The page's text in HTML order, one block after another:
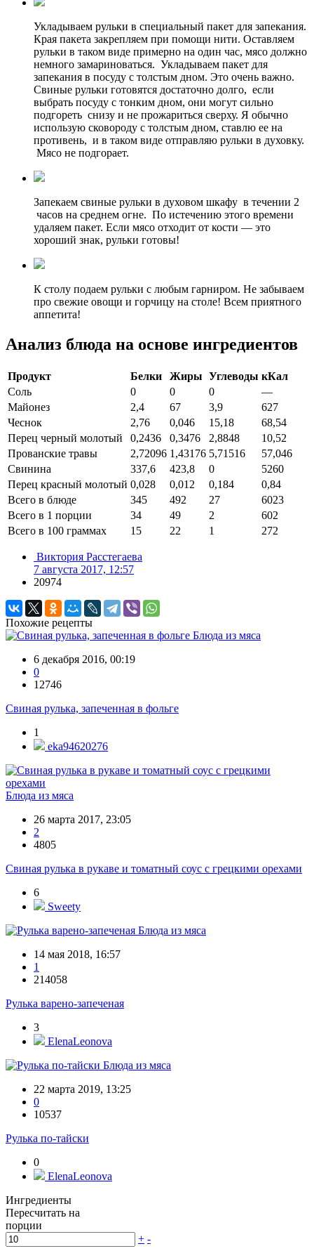
Укладываем рульки в специальный пакет для запекания.
Края пакета закрепляем при помощи нити. Оставляем
рульки в таком виде примерно на один час, мясо должно
немного замариноваться. Укладываем пакет для
запекания в посуду с толстым дном. Это очень важно.
Свиные рульки готовятся достаточно долго, если
выбрать посуду с тонким дном, они могут сильно
подгореть снизу и не прожариться сверху. Я обычно
использую сковороду с толстым дном, ставлю ее на
противень, и в таком виде отправляю рульки в духовку.
Мясо не подгорает.
Запекаем свиные рульки в духовом шкафу в течении 2
часов на среднем огне. По истечению этого времени
удаляем пакет. Если мясо отходит от кости — это
хороший знак, рульки готовы!
К столу подаем рульки с любым гарниром. Не забываем
про свежие овощи и горчицу на столе! Всем приятного
аппетита!
Анализ блюда на основе ингредиентов
Продукт Белки Жиры Углеводы кКал
Соль
0 0 0
—
Майонез
2,4 67 3,9
627
Чеснок
2,76 0,046 15,18
68,54
Перец черный молотый
0,2436 0,3476 2,8848
10,52
Прованские травы
2,72096 1,43176 5,71516
57,046
Свинина
337,6 423,8 0
5260
Перец красный молотый 0,028 0,012 0,184
0,84
Всего в блюде
345 492 27
6023
Всего в 1 порции
34 49 2
602
Всего в 100 граммах
15 22 1 272
Виктория Расстегаева
7 августа 2017, 12:57
20974
Похожие рецепты
Блюда из мяса
6 декабря 2016, 00:19
0
12746
Свиная рулька, запеченная в фольге
1
eka94620276
Блюда из мяса
26 марта 2017, 23:05
2
4805
Свиная рулька в рукаве и томатный соус с грецкими орехами
6
Sweety
Блюда из мяса
14 мая 2018, 16:57
1
214058
Рулька варено-запеченая
3
ElenaLeonova
Блюда из мяса
22 марта 2019, 13:25
0
10537
Рулька по-тайски
0
ElenaLeonova
Ингредиенты
Пересчитать на
порции
+ -